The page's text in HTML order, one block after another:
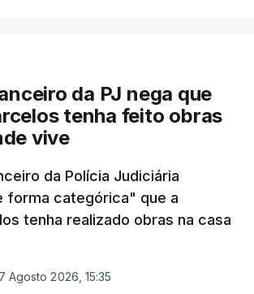
da PJ nega que
tenha feito obras
vive
da Polícia Judiciária
forma categórica" que a
tenha realizado obras na casa
Agosto 2026, 15:35